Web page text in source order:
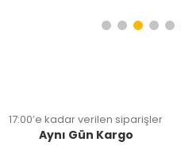
17:00’e kadar verilen siparişler
Aynı Gün Kargo